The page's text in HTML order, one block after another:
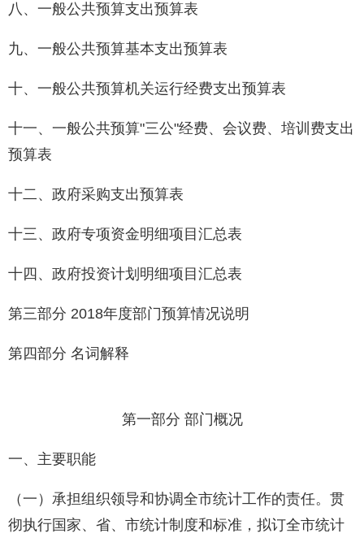
八、一般公共预算支出预算表
九、一般公共预算基本支出预算表
十、一般公共预算机关运行经费支出预算表
十一、一般公共预算"三公"经费、会议费、培训费支出
预算表
十二、政府采购支出预算表
十三、政府专项资金明细项目汇总表
十四、政府投资计划明细项目汇总表
第三部分 2018年度部门预算情况说明
第四部分 名词解释
第一部分 部门概况
一、主要职能
（一）承担组织领导和协调全市统计工作的责任。贯
彻执行国家、省、市统计制度和标准，拟订全市统计